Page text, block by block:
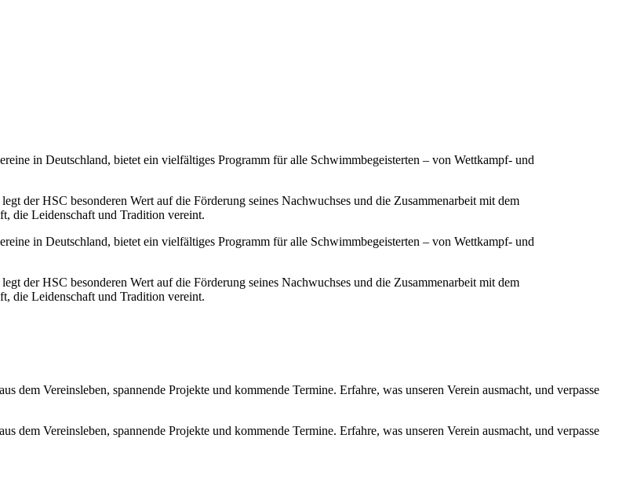
in Deutschland, bietet ein vielfältiges Programm für alle Schwimmbegeisterten – von Wettkampf- und
der HSC besonderen Wert auf die Förderung seines Nachwuchses und die Zusammenarbeit mit dem
die Leidenschaft und Tradition vereint.
in Deutschland, bietet ein vielfältiges Programm für alle Schwimmbegeisterten – von Wettkampf- und
der HSC besonderen Wert auf die Förderung seines Nachwuchses und die Zusammenarbeit mit dem
die Leidenschaft und Tradition vereint.
dem Vereinsleben, spannende Projekte und kommende Termine. Erfahre, was unseren Verein ausmacht, und verpasse
dem Vereinsleben, spannende Projekte und kommende Termine. Erfahre, was unseren Verein ausmacht, und verpasse